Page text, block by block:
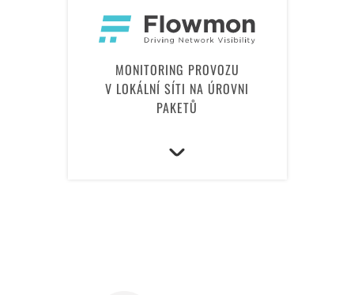
MONITORING PROVOZU
V LOKÁLNÍ SÍTI NA ÚROVNI
PAKETŮ